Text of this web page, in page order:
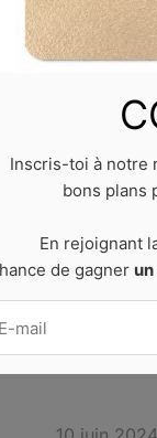
Airfryer
Inscris-toi à notre
bons plans
En rejoignant
de gagner